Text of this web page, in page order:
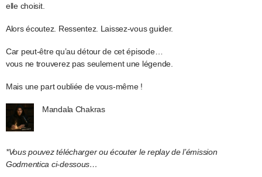
elle choisit.
Alors écoutez. Ressentez. Laissez-vous guider.
Car peut-être qu’au détour de cet épisode…
vous ne trouverez pas seulement une légende.
Mais une part oubliée de vous-même !
Mandala Chakras
*Vous pouvez télécharger ou écouter le replay de l’émission
Godmentica ci-dessous…